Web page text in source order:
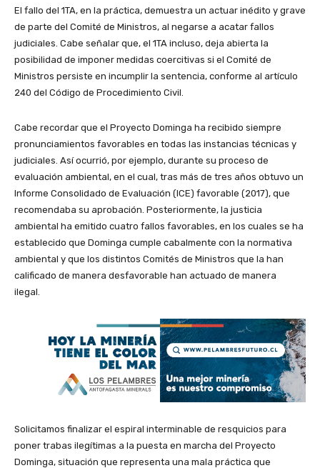
El fallo del 1TA, en la práctica, demuestra un actuar inédito y grave
de parte del Comité de Ministros, al negarse a acatar fallos
judiciales. Cabe señalar que, el 1TA incluso, deja abierta la
posibilidad de imponer medidas coercitivas si el Comité de
Ministros persiste en incumplir la sentencia, conforme al artículo
240 del Código de Procedimiento Civil.
Cabe recordar que el Proyecto Dominga ha recibido siempre
pronunciamientos favorables en todas las instancias técnicas y
judiciales. Así ocurrió, por ejemplo, durante su proceso de
evaluación ambiental, en el cual, tras más de tres años obtuvo un
Informe Consolidado de Evaluación (ICE) favorable (2017), que
recomendaba su aprobación. Posteriormente, la justicia
ambiental ha emitido cuatro fallos favorables, en los cuales se ha
establecido que Dominga cumple cabalmente con la normativa
ambiental y que los distintos Comités de Ministros que la han
calificado de manera desfavorable han actuado de manera
ilegal.
Solicitamos finalizar el espiral interminable de resquicios para
poner trabas ilegítimas a la puesta en marcha del Proyecto
Dominga, situación que representa una mala práctica que